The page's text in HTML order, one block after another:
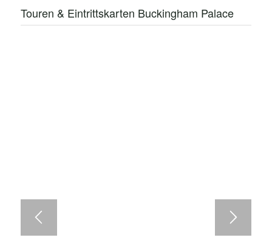
Touren & Eintrittskarten Buckingham Palace